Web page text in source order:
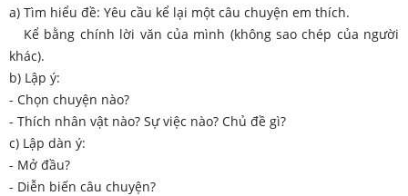
a) Tìm hiểu đề: Yêu cầu kể lại một câu chuyện em thích.
Kể bằng chính lời văn của mình (không sao chép của người
khác).
b) Lập ý:
- Chọn chuyện nào?
- Thích nhân vật nào? Sự việc nào? Chủ đề gì?
c) Lập dàn ý:
- Mở đầu?
- Diễn biến câu chuyện?